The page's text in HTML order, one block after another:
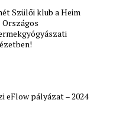
Szülői klub a Heim
Országos
eFlow pályázat – 2024